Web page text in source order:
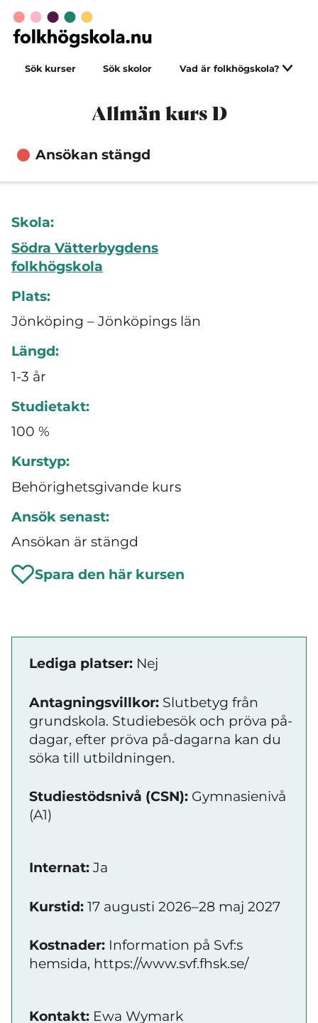
Sök kurser Sök skolor Vad är folkhögskola?
Allmän kurs D
Ansökan stängd
Skola:
Södra Vätterbygdens
folkhögskola
Plats:
Jönköping – Jönköpings län
Längd:
1-3 år
Studietakt:
100 %
Kurstyp:
Behörighetsgivande kurs
Ansök senast:
Ansökan är stängd
Spara den här kursen
Lediga platser: Nej
Antagningsvillkor: Slutbetyg från
grundskola. Studiebesök och pröva på-
dagar, efter pröva på-dagarna kan du
söka till utbildningen.
Studiestödsnivå (CSN): Gymnasienivå
(A1)
Internat: Ja
Kurstid: 17 augusti 2026–28 maj 2027
Kostnader: Information på Svf:s
hemsida, https://www.svf.fhsk.se/
Kontakt: Ewa Wymark